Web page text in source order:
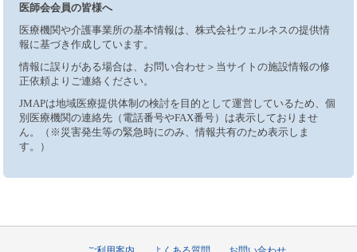
医師会会員の皆様へ
医療機関や介護事業所の基本情報は、株式会社ウェルネスの提供情
報に基づき作成しています。
情報に誤りがある場合は、お問い合わせ＞当サイトの施設情報の修
正依頼よりご連絡ください。
JMAPは地域医療提供体制の検討を目的として運営しているため、個
別医療機関の連絡先（電話番号やFAX番号）は表示しておりませ
ん。（※災害発生等の緊急時にのみ、情報共有のため表示しま
す。）